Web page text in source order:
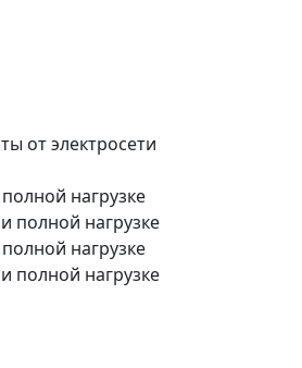
от электросети
нагрузке
полной нагрузке
нагрузке
полной нагрузке